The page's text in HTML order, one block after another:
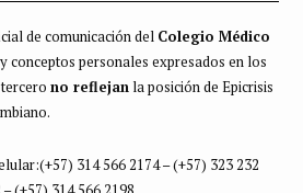
de comunicación del Colegio Médico
conceptos personales expresados en los
no reflejanla posición de Epicrisis
314 566 2174 – (+57) 323 232